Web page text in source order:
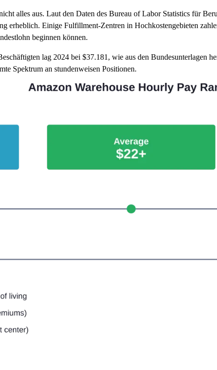
alles aus. Laut den Daten des Bureau of Labor Statistics für
erheblich. Einige Fulfillment-Zentren in Hochkostengebieten
beginnen können.
lag 2024 bei $37.181, wie aus den Bundesunterlagen
Spektrum an stundenweisen Positionen.